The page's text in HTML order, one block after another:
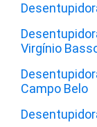
Virgínio
Campo Belo